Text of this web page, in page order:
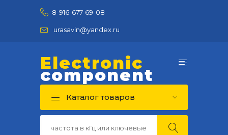
8-916-677-69-08
urasavin@yandex.ru
Electronic
component
Каталог товаров